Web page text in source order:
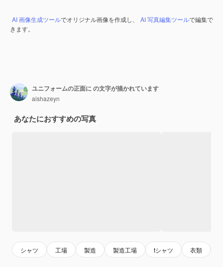
AI 画像生成ツールでオリジナル画像を作成し、 AI 写真編集ツールで編集で
きます。
ユニフォームの正面に の文字が描かれています
aishazeyn
あなたにおすすめの写真
シャツ 工場 製造 製造工場 tシャツ 衣類